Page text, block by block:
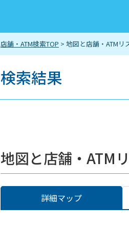
店舗・ATM検索TOP > 地図と店舗・ATMリ
検索結果
地図と店舗・ATM
詳細マップ